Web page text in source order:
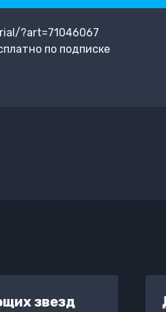
?art=71046067
по подписке
звезд